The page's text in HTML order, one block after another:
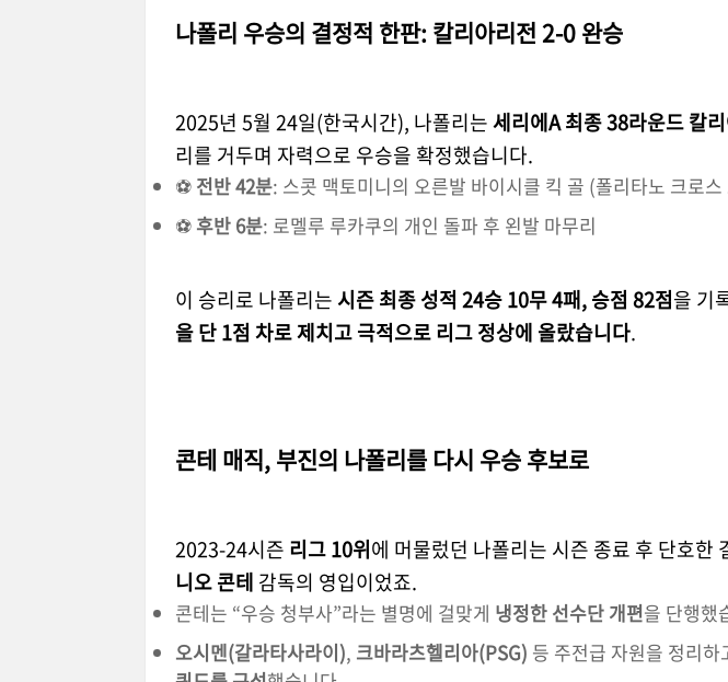
나폴리 우승의 결정적 한판: 칼리아리전 2-0 완승
2025년 5월 24일(한국시간), 나폴리는세리에A 최종 38라운드 칼
리를 거두며 자력으로 우승을 확정했습니다.
⚽ 전반 42분: 스콧 맥토미니의 오른발 바이시클 킥 골 (폴리타노 크로스
⚽ 후반 6분: 로멜루 루카쿠의 개인 돌파 후 왼발 마무리
이 승리로 나폴리는시즌 최종 성적 24승 10무 4패, 승점 82점을 기
을 단 1점 차로 제치고 극적으로 리그 정상에 올랐습니다.
콘테 매직, 부진의 나폴리를 다시 우승 후보로
2023-24시즌 리그 10위에 머물렀던 나폴리는 시즌 종료 후 단호한
니오 콘테 감독의 영입이었죠.
콘테는 “우승 청부사”라는 별명에 걸맞게 냉정한 선수단 개편을 단행했
오시멘(갈라타사라이), 크바라츠헬리아(PSG) 등 주전급 자원을 정리하